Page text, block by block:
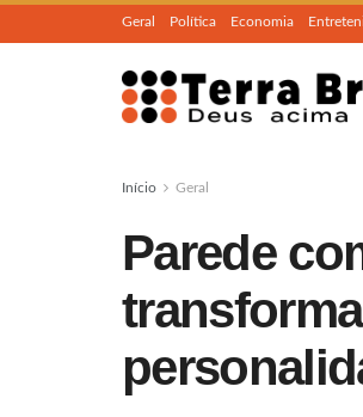
Geral Política Economia
Início Geral
Parede